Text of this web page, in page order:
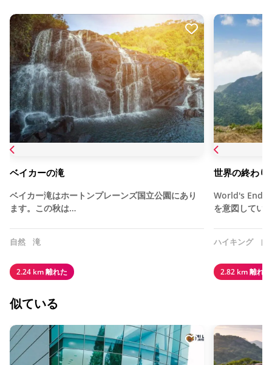
ベイカーの滝
ベイカー滝はホートンプレーンズ国立公園にあり
ます。この秋は…
自然 滝
2.24 km 離れた
世界の終わり
World's End
を意図してい
ハイキング 自
2.82 km 離れた
似ている